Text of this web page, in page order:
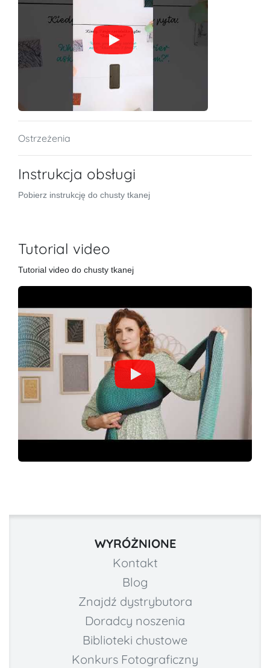
Ostrzeżenia
Instrukcja obsługi
Pobierz instrukcję do chusty tkanej
Tutorial video
Tutorial video do chusty tkanej
WYRÓŻNIONE
Kontakt
Blog
Znajdź dystrybutora
Doradcy noszenia
Biblioteki chustowe
Konkurs Fotograficzny